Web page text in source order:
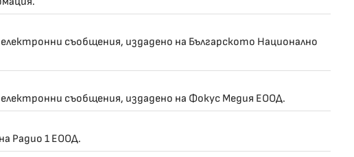
съобщения, издадено на Българското Национално
съобщения, издадено на Фокус Медия ЕООД.
Радио 1 ЕООД.